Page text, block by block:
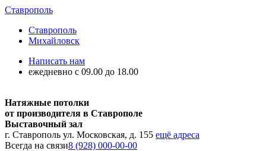
Ставрополь
Ставрополь
Михайловск
Написать нам
ежедневно с 09.00 до 18.00
Натяжные потолки
от производителя в Ставрополе
Выставочный зал
г. Ставрополь ул. Московская, д. 155 ещё адреса
Всегда на связи8 (928) 000-00-00